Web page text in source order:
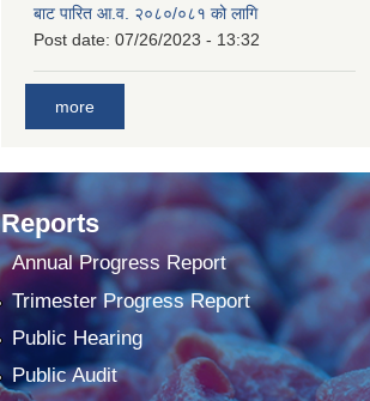
बाट पारित आ.व. २०८०/०८१ को लागि
Post date: 07/26/2023 - 13:32
more
Reports
Annual Progress Report
Trimester Progress Report
Public Hearing
Public Audit